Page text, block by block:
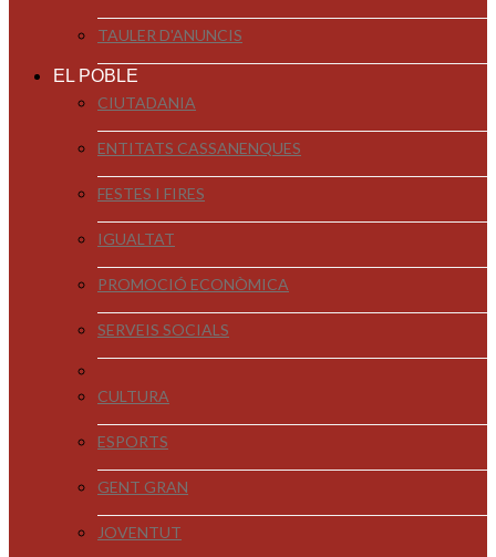
TAULER D'ANUNCIS
EL POBLE
CIUTADANIA
ENTITATS CASSANENQUES
FESTES I FIRES
IGUALTAT
PROMOCIÓ ECONÒMICA
SERVEIS SOCIALS
CULTURA
ESPORTS
GENT GRAN
JOVENTUT